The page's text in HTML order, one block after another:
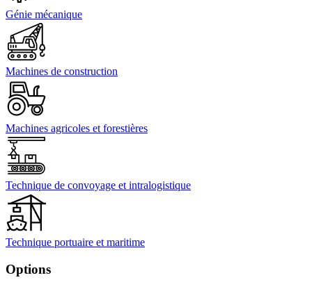
Génie mécanique
Machines de construction
Machines agricoles et forestières
Technique de convoyage et intralogistique
Technique portuaire et maritime
Options